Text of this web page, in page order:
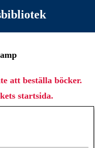
att beställa böcker.
startsida.